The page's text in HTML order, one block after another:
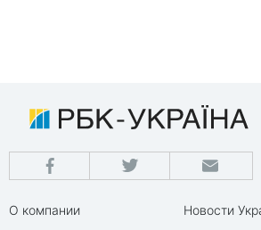
О компании
Новости